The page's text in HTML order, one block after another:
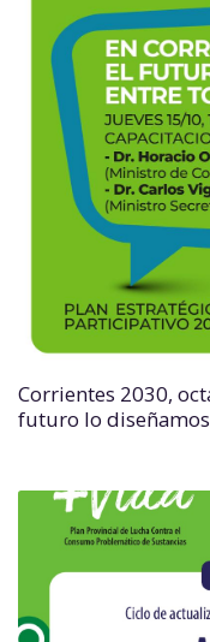
Corrientes 2030,
futuro lo